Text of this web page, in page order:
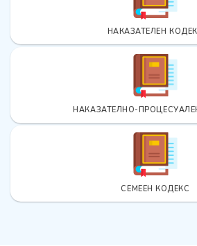
НАКАЗАТЕЛЕН
НАКАЗАТЕЛНО-
СЕМЕЕН КОДЕКС